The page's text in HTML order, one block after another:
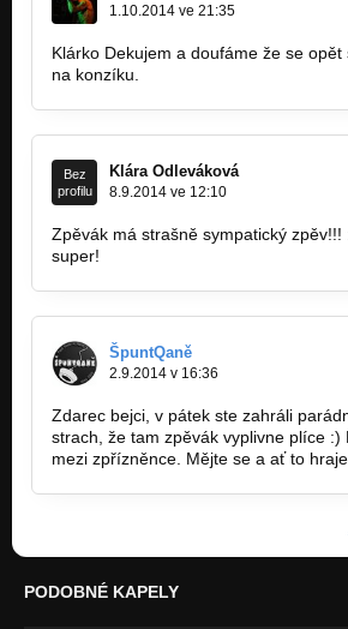
1.10.2014 ve 21:35
Klárko Dekujem a doufáme že se
na konzíku.
Bez
profilu
Klára Odleváková
8.9.2014 ve 12:10
Zpěvák má strašně sympatický zpěv!!!
super!
ŠpuntQaně
2.9.2014 v 16:36
Zdarec bejci, v pátek ste zahráli
strach, že tam zpěvák vyplivne plíce :)
mezi zpřízněnce. Mějte se a ať to
PODOBNÉ KAPELY